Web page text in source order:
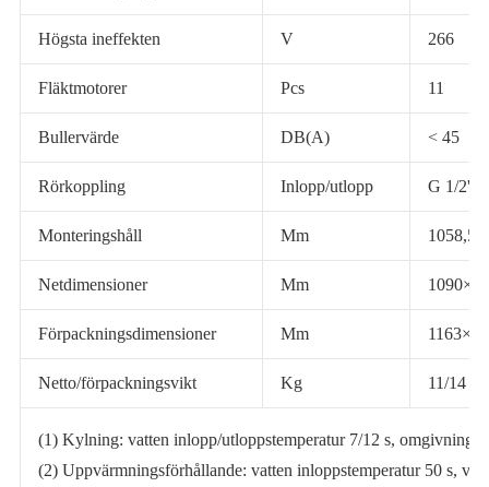
Högsta ineffekten V 266
Fläktmotorer Pcs 11
Bullervärde DB(A) < 45
Rörkoppling Inlopp/utlopp G 1/2'
Monteringshåll Mm
Netdimensioner Mm
Förpackningsdimensioner Mm
Netto/förpackningsvikt Kg 11/14
(1) Kylning: vatten inlopp/utloppstemperatur 7/12 s,
(2) Uppvärmningsförhållande: vatten inloppstemperatur 50 s,